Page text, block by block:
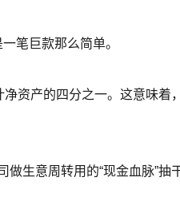
笔巨款那么简单。
资产的四分之一。这意味着
生意周转用的“现金血脉”抽